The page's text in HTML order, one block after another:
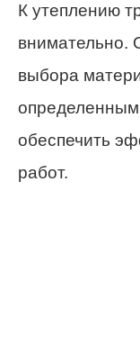
К утеплению
внимательно.
выбора
обеспечить
работ.